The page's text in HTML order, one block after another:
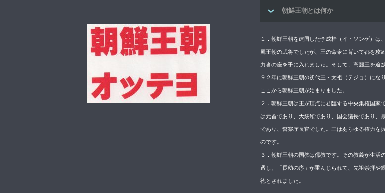
朝鮮王朝とは何か
１．朝鮮王朝を建国した李成桂（イ・ソンゲ）は
麗王朝の武将でしたが、王の命令に背いて都を攻
力者の座を手に入れました。そして、高麗王を追
９２年に朝鮮王朝の初代王・太祖（テジョ）になり
ここから朝鮮王朝が始まりました。
２．朝鮮王朝は王が頂点に君臨する中央集権国家
は元首であり、大統領であり、国会議長であり、
であり、警察庁長官でした。王はあらゆる権力を
のです。
３．朝鮮王朝の国教は儒教です。その教義が生活
透し、「長幼の序」が重んじられて、先祖崇拝や
徳とされました。